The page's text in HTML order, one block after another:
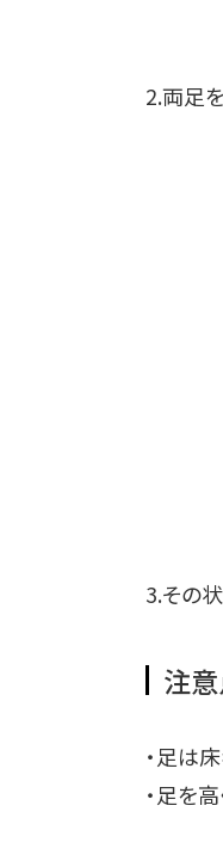
2.両足
3.その
注
・足は
・足を